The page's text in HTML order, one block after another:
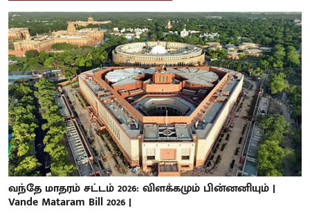
வந்தே மாதரம் சட்டம் 2026: விளக்கமும் பின்னனியும் |
Vande Mataram Bill 2026 |